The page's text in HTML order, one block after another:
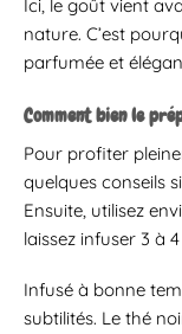
Ici, le goût vient
nature. C’est
parfumée et
Comment bien le
Pour profiter
quelques conseils
Ensuite, utilisez
laissez infuser 3 à
Infusé à bonne
subtilités. Le thé